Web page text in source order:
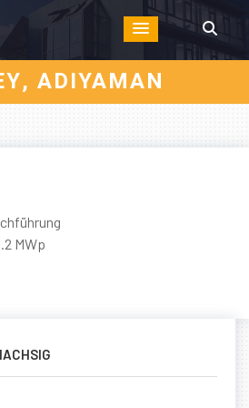
ADIYAMAN
MWp